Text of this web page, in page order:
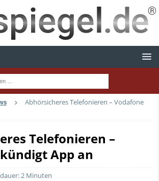
Abhörsicheres Telefonieren – Vodafone
Telefonieren –
App an
2 Minuten